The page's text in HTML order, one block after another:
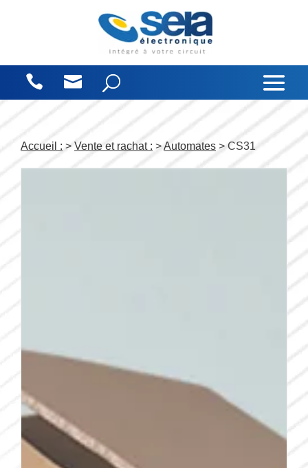
Accueil : > Vente et rachat : >Automates > CS31